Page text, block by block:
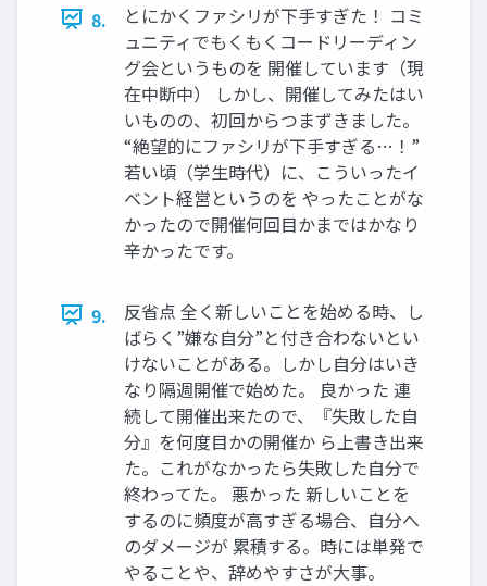
8.
とにかくファシリが下手すぎた！ コミ
ュニティでもくもくコードリーディン
グ会というものを 開催しています（現
在中断中） しかし、開催してみたはい
いものの、初回からつまずきました。
“絶望的にファシリが下手すぎる…！”
若い頃（学生時代）に、こういったイ
ベント経営というのを やったことがな
かったので開催何回目かまではかなり
辛かったです。
9.
反省点 全く新しいことを始める時、し
ばらく”嫌な自分”と付き合わないとい
けないことがある。しかし自分はいき
なり隔週開催で始めた。 良かった 連
続して開催出来たので、『失敗した自
分』を何度目かの開催か ら上書き出来
た。これがなかったら失敗した自分で
終わってた。 悪かった 新しいことを
するのに頻度が高すぎる場合、自分へ
のダメージが 累積する。時には単発で
やることや、辞めやすさが大事。